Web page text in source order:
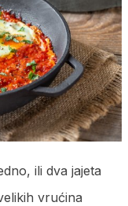
ili dva jajeta
vrućina